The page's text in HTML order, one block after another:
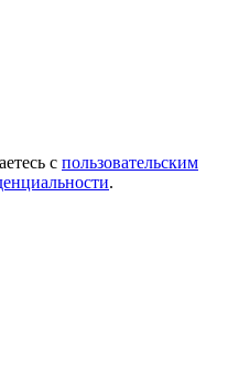
с пользовательским
.